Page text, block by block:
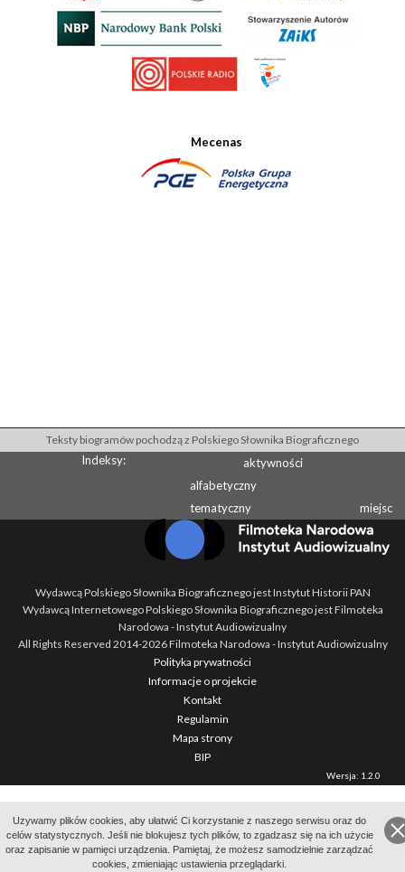
Mecenas
Uzywamy plików cookies, aby ułatwić Ci korzystanie z naszego serwisu oraz do
celów statystycznych. Jeśli nie blokujesz tych plików, to zgadzasz się na ich użycie
oraz zapisanie w pamięci urządzenia. Pamiętaj, że możesz samodzielnie zarządzać
cookies, zmieniając ustawienia przeglądarki.
Teksty biogramów pochodzą z Polskiego Słownika Biograficznego
Indeksy:
aktywności
alfabetyczny
tematyczny
miejsc
Wydawcą Polskiego Słownika Biograficznego jest Instytut Historii PAN
Wydawcą Internetowego Polskiego Słownika Biograficznego jest Filmoteka
Narodowa - Instytut Audiowizualny
All Rights Reserved 2014-2026Filmoteka Narodowa - Instytut Audiowizualny
Polityka prywatności
Informacje o projekcie
Kontakt
Regulamin
Mapa strony
BIP
Wersja: 1.2.0